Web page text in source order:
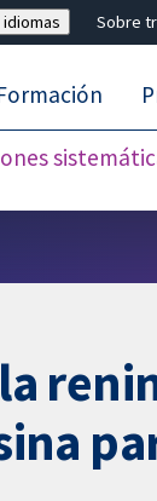
idiomas Sobre